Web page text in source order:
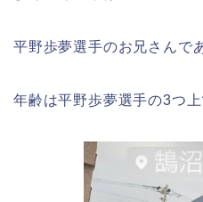
平野歩夢選手のお兄さんで
年齢は平野歩夢選手の3つ上